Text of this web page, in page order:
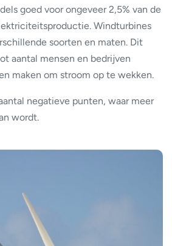
goed voor ongeveer 2,5% van de
Windturbines
soorten en maten. Dit
aantal mensen en bedrijven
maken om stroom op te wekken.
negatieve punten, waar meer
wordt.